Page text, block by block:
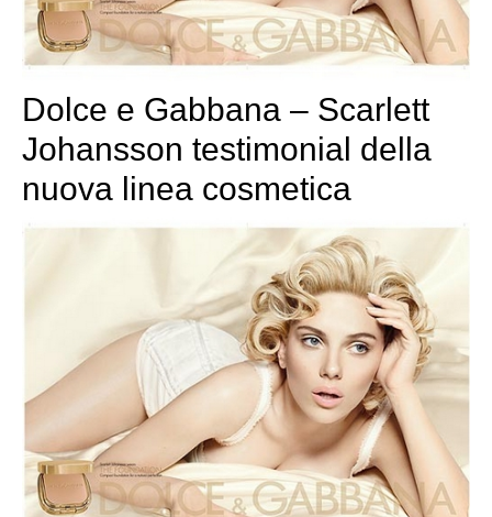
Dolce e Gabbana – Scarlett
Johansson testimonial della
nuova linea cosmetica